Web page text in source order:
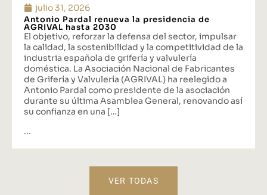
julio 31, 2026
Antonio Pardal renueva la presidencia de
AGRIVAL hasta 2030
El objetivo, reforzar la defensa del sector, impulsar
la calidad, la sostenibilidad y la competitividad de la
industria española de grifería y valvulería
doméstica. La Asociación Nacional de Fabricantes
de Grifería y Valvulería (AGRIVAL) ha reelegido a
Antonio Pardal como presidente de la asociación
durante su última Asamblea General, renovando así
su confianza en una […]
...
VER TODAS